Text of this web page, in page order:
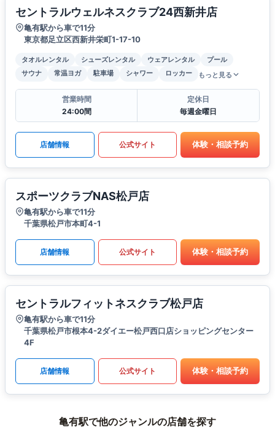
セントラルウェルネスクラブ24西新井店
亀有駅から車で11分
東京都足立区西新井栄町1-17-10
タオルレンタル シューズレンタル ウェアレンタル
プール
サウナ
常温ヨガ 駐車場 シャワー ロッカー もっと見る
営業時間
24:00間
定休日
毎週金曜日
店舗情報 公式サイト 体験・相談予約
スポーツクラブNAS松戸店
亀有駅から車で11分
千葉県松戸市本町4-1
店舗情報 公式サイト 体験・相談予約
セントラルフィットネスクラブ松戸店
亀有駅から車で11分
千葉県松戸市根本4-2ダイエー松戸西口店ショッピングセンター
4F
店舗情報 公式サイト 体験・相談予約
亀有駅で他のジャンルの店舗を探す